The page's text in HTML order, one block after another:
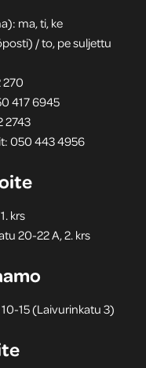
ma, ti, ke
/ to, pe suljettu
270
417 6945
2743
050 443 4956
krs
20-22 A, 2. krs
10-15 (Laivurinkatu 3)